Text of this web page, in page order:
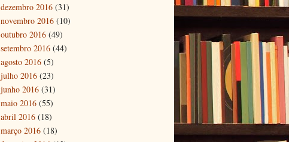
dezembro 2016 (31)
novembro 2016 (10)
outubro 2016 (49)
setembro 2016 (44)
agosto 2016 (5)
julho 2016 (23)
junho 2016 (31)
maio 2016 (55)
abril 2016 (18)
março 2016 (18)